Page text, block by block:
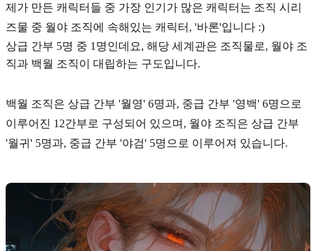
제가 만든 캐릭터들 중 가장 인기가 많은 캐릭터는 조직 시리
즈물 중 월야 조직에 속해있는 캐릭터, '바론'입니다 :)
상급 간부 5명 중 1명인데요, 해당 세계관은 조직물로, 월야 조
직과 백월 조직이 대립하는 구도입니다.
백월 조직은 상급 간부 '월영' 6명과, 중급 간부 '영백' 6명으로
이루어진 12간부로 구성되어 있으며, 월야 조직은 상급 간부
'월귀' 5명과, 중급 간부 '야검' 5명으로 이루어져 있습니다.